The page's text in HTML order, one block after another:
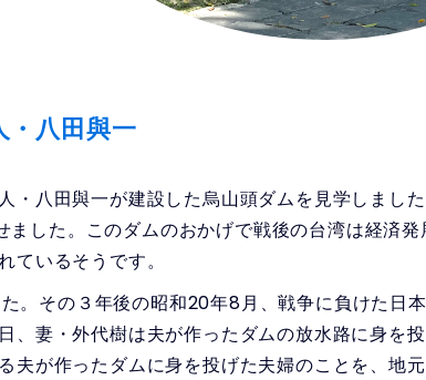
八田與一
八田與一が建設した烏山頭ダムを見学しまし
した。このダムのおかげで戦後の台湾は経済発
いるそうです。
。その３年後の昭和20年8月、戦争に負けた日
、妻・外代樹は夫が作ったダムの放水路に身を
夫が作ったダムに身を投げた夫婦のことを、地